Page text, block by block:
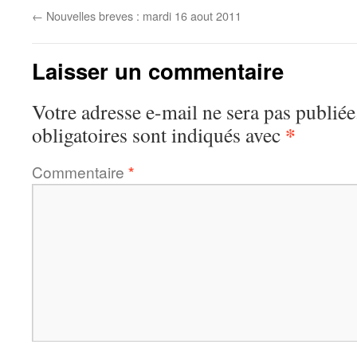
← Nouvelles breves : mardi 16 aout 2011
Laisser un commentaire
Votre adresse e-mail ne sera pas
obligatoires sont indiqués avec *
Commentaire *